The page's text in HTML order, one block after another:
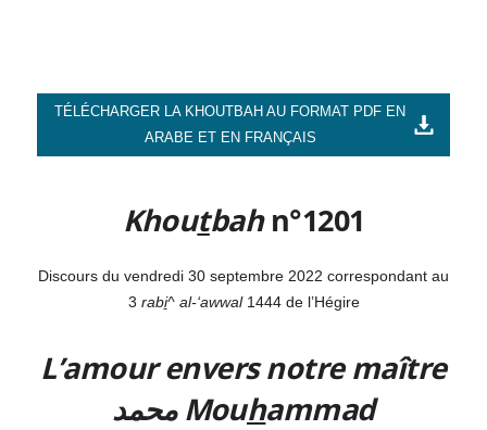
TÉLÉCHARGER LA KHOUTBAH AU FORMAT PDF EN
ARABE ET EN FRANÇAIS
Khoutbahn°1201
Discours du vendredi 30 septembre 2022 correspondant au
3 rabi^ al-‘awwal1444 de l’Hégire
L’amour envers notre maître
محمد Mouhammad